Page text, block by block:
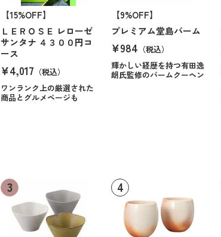
【15%OFF】
ＬＥＲＯＳＥ レローゼ
サンタナ ４３００円コ
ース
¥4,017 （税込）
ワンランク上の厳選された
商品とグルメページも
【9%OFF】
プレミアム堂島バーム
¥984 （税込）
輝かしい経歴を持つ有田逸
朗氏監修のバームクーヘン